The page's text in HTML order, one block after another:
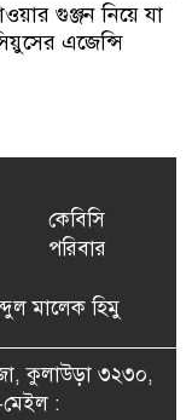
গুঞ্জন নিয়ে যা
এজেন্সি
বিরল পদক্ষেপ
দেশের পাসপোর্ট
স্থায়ী
হলেন এমপি শকু
কেবিসি
পরিবার
মালেক হিমু
কুলাউড়া ৩২৩০,
মেইল :